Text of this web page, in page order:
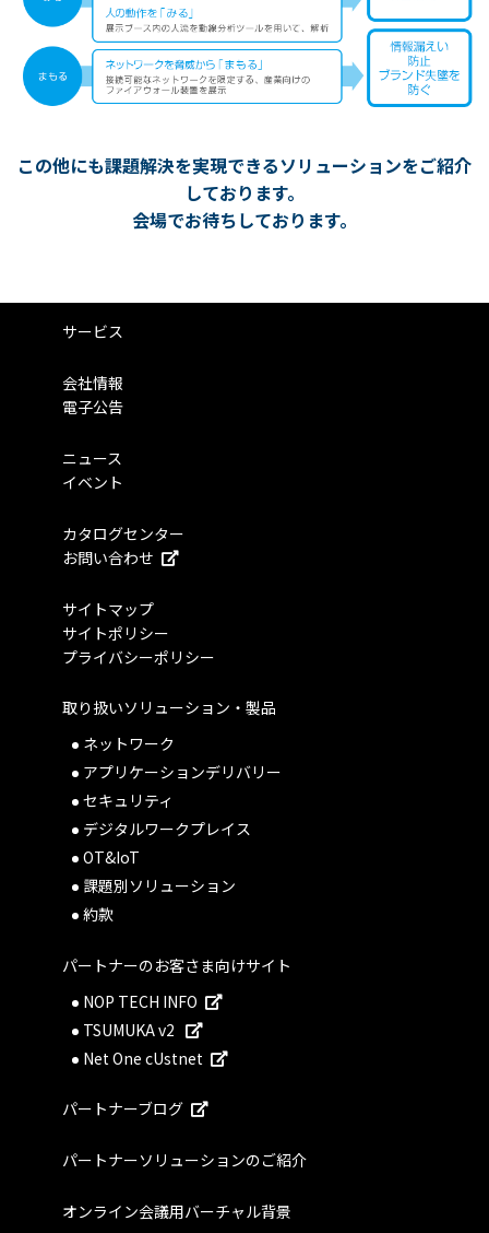
この他にも課題解決を実現できるソリューションをご紹介
しております。
会場でお待ちしております。
サービス
会社情報
電子公告
ニュース
イベント
カタログセンター
お問い合わせ
サイトマップ
サイトポリシー
プライバシーポリシー
取り扱いソリューション・製品
ネットワーク
アプリケーションデリバリー
セキュリティ
デジタルワークプレイス
OT&IoT
課題別ソリューション
約款
パートナーのお客さま向けサイト
NOP TECH INFO
TSUMUKA v2
Net One cUstnet
パートナーブログ
パートナーソリューションのご紹介
オンライン会議用バーチャル背景